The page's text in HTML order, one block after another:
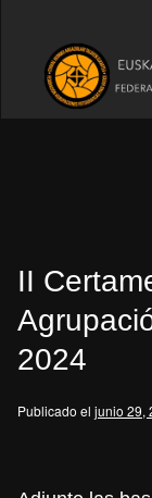
II
2024
Publicado el junio 29,